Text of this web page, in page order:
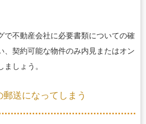
で不動産会社に必要書類についての確
、契約可能な物件のみ内見またはオン
しょう。
送になってしまう